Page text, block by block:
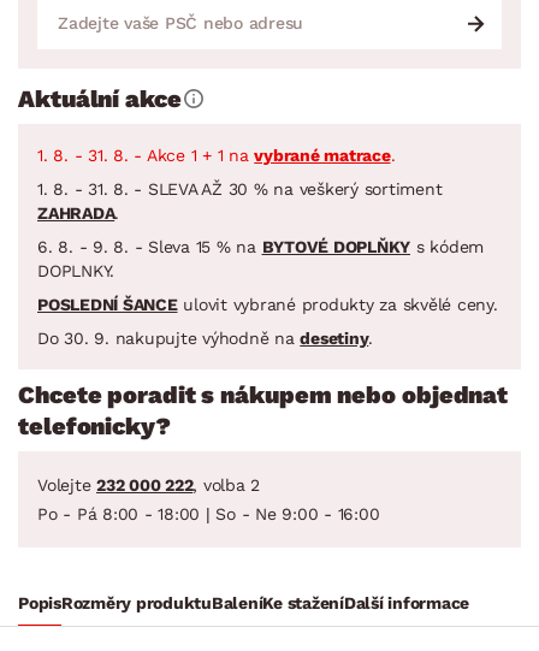
Aktuální akce
1. 8. - 31. 8. - Akce 1 + 1 navybrané matrace.
1. 8. - 31. 8. - SLEVA AŽ 30 % na veškerý sortiment
ZAHRADA.
6. 8. - 9. 8. - Sleva 15 % na BYTOVÉ DOPLŇKY s kódem
DOPLNKY.
POSLEDNÍ ŠANCEulovit vybrané produkty za skvělé ceny.
Do 30. 9. nakupujte výhodně nadesetiny.
Chcete poradit s nákupem nebo objednat
telefonicky?
Volejte 232 000 222, volba 2
Po - Pá 8:00 - 18:00 | So - Ne 9:00 - 16:00
PopisRozměry produktuBaleníKe staženíDalší informace